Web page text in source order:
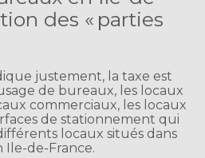
des « parties
justement, la taxe est
de bureaux, les locaux
commerciaux, les locaux
de stationnement qui
locaux situés dans
Ile-de-France.